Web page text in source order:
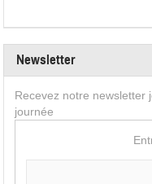
Newsletter
Recevez notre newsletter
journée